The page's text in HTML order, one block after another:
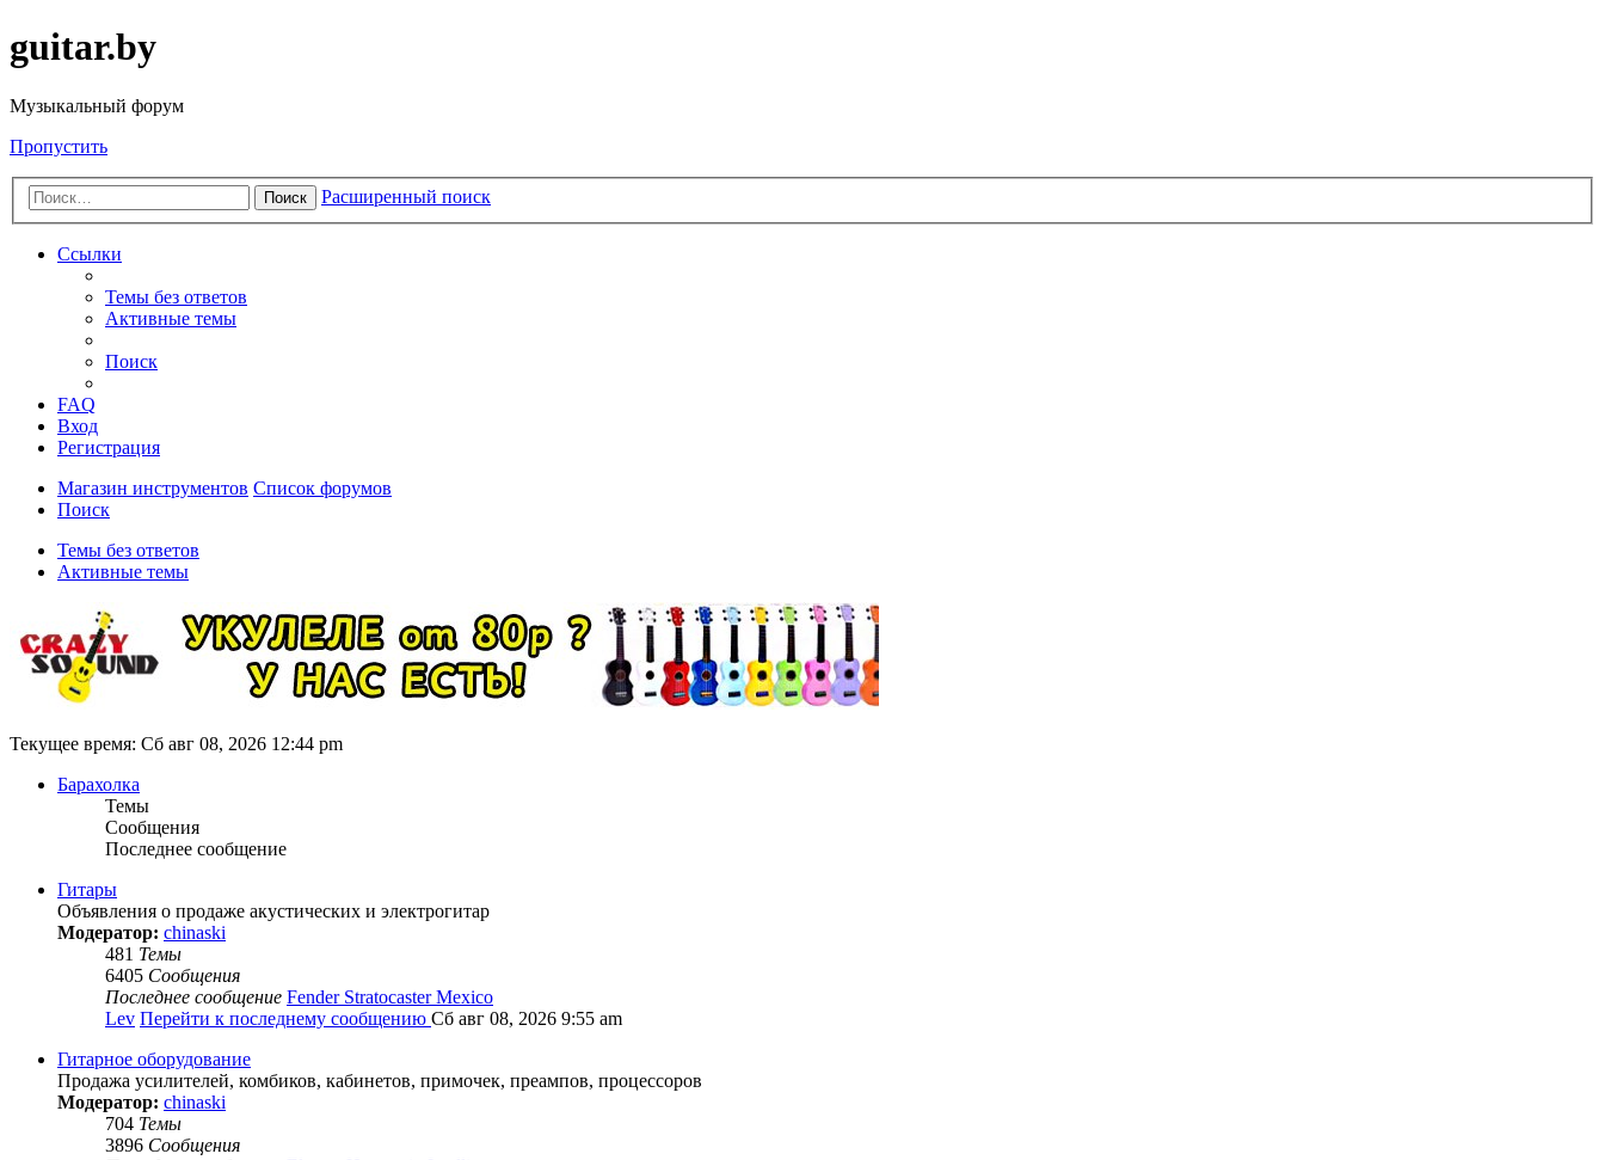
guitar.by
Музыкальный форум
Пропустить
Поиск Расширенный поиск
Ссылки
Темы без ответов
Активные темы
Поиск
FAQ
Вход
Регистрация
Магазин инструментов Список форумов
Поиск
Темы без ответов
Активные темы
Текущее время: Сб авг 08, 2026 12:44 pm
Барахолка
Темы
Сообщения
Последнее сообщение
Гитары
Объявления о продаже акустических и электрогитар
Модератор: chinaski
481 Темы
6405 Сообщения
Последнее сообщение Fender Stratocaster Mexico
Lev Перейти к последнему сообщению Сб авг 08, 2026 9:55 am
Гитарное оборудование
Продажа усилителей, комбиков, кабинетов, примочек, преампов, процессоров
Модератор: chinaski
704 Темы
3896 Сообщения